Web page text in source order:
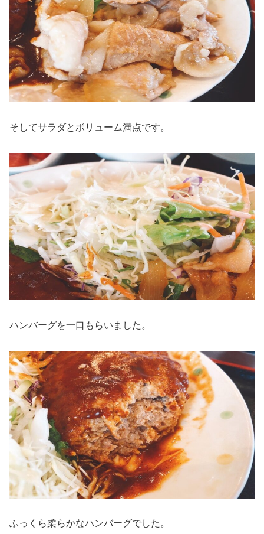
そしてサラダとボリューム満点です。
ハンバーグを一口もらいました。
ふっくら柔らかなハンバーグでした。